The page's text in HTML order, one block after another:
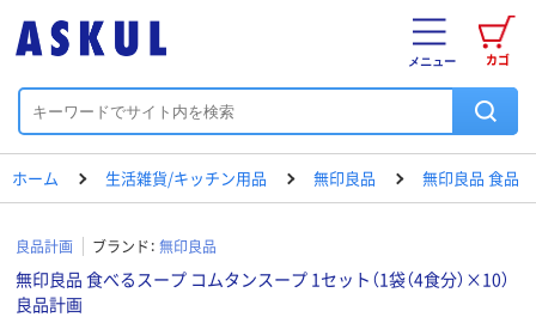
カゴ
メニュー
ホーム 生活雑貨/キッチン用品 無印良品 無印良品 食品
良品計画 ブランド： 無印良品
無印良品 食べるスープ コムタンスープ 1セット（1袋（4食分）×10）
良品計画